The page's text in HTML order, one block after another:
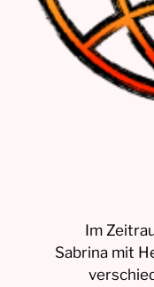
Im
Sabrina mit